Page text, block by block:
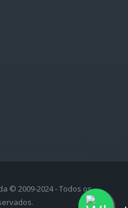
© 2009-2024 - Todos os